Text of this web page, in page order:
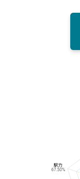
駅力
67.50%